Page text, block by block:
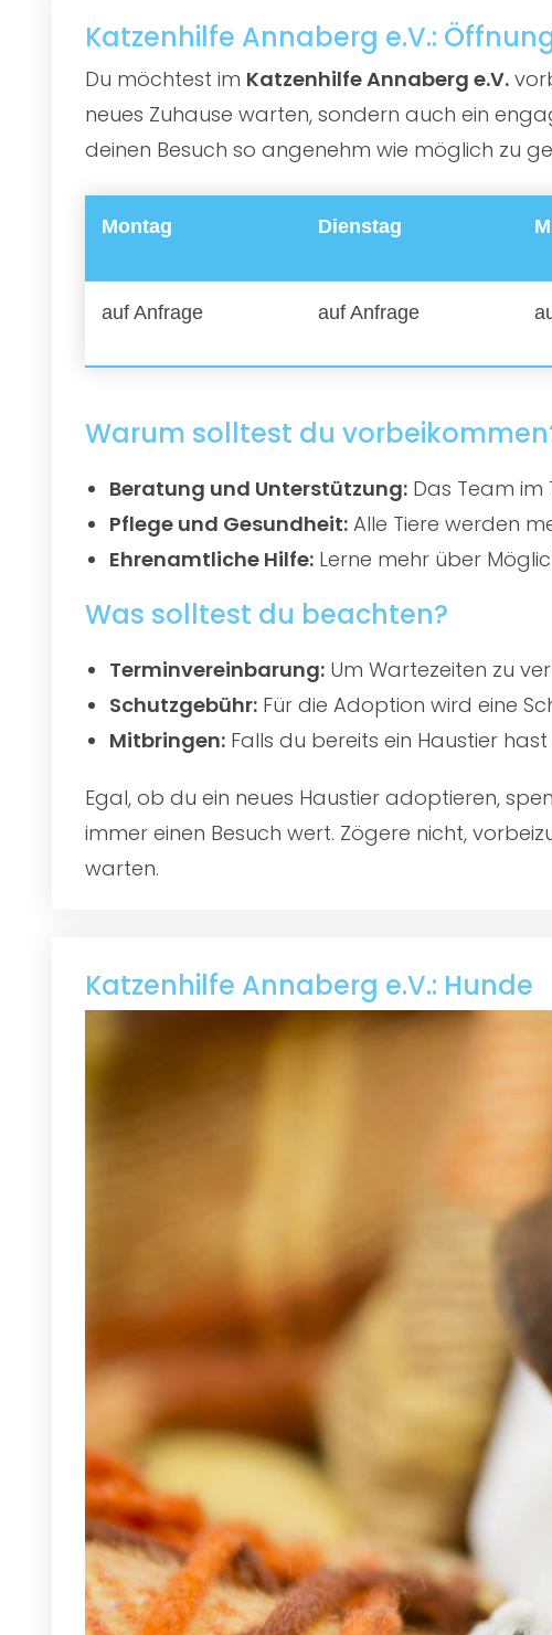
Katzenhilfe Annaberg e.V.:
Du möchtest im Katzenhilfe Annaberg e.V.
neues Zuhause warten, sondern auch ein
deinen Besuch so angenehm wie möglich zu
Montag Dienstag
auf Anfrage auf Anfrage
Warum solltest du
Beratung und Unterstützung: Das Team im
Pflege und Gesundheit: Alle Tiere werden
Ehrenamtliche Hilfe: Lerne mehr über
Was solltest du beachten?
Terminvereinbarung: Um Wartezeiten zu
Schutzgebühr: Für die Adoption wird eine
Mitbringen: Falls du bereits ein Haustier
Egal, ob du ein neues Haustier adoptieren,
immer einen Besuch wert. Zögere nicht,
warten.
Katzenhilfe Annaberg e.V.: Hunde